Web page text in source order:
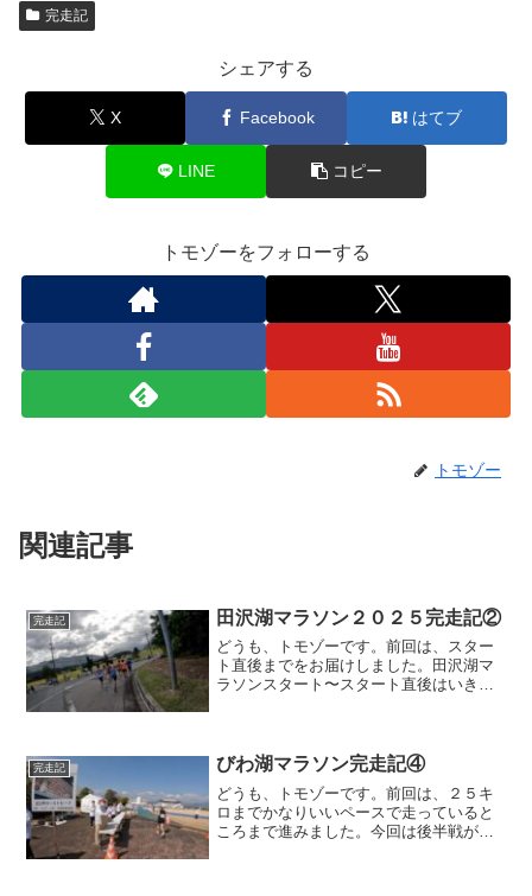
完走記
シェアする
X Facebook はてブ
LINE コピー
トモゾーをフォローする
トモゾー
関連記事
完走記 田沢湖マラソン２０２５完走記②
どうも、トモゾーです。前回は、スター
ト直後までをお届けしました。田沢湖マ
ラソンスタート〜スタート直後はいきな
先頭集団の後ろに着いてし...
完走記 びわ湖マラソン完走記④
どうも、トモゾーです。前回は、２５キ
ロまでかなりいいペースで走っていると
ころまで進みました。今回は後半戦がど